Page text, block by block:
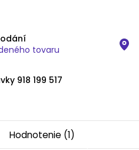
tovaru
918 199 517
Hodnotenie (1)